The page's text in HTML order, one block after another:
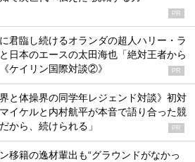
PR
君臨し続けるオランダの超人ハリー・ラ
日本のエースの太田海也「絶対王者から
ケイリン国際対談②》
PR
界と体操界の同学年レジェンド対談》初対
イケルと内村航平が本音で語り合った競
から、続けられる」
PR
ン移籍の逸材輩出も“グラウンドがなかっ